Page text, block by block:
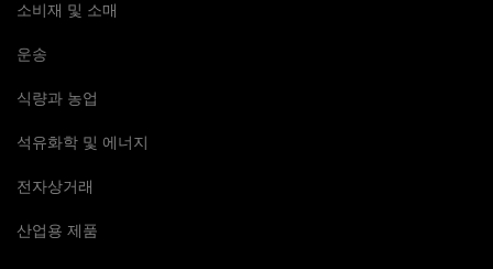
소비재 및 소매
운송
식량과 농업
석유화학 및 에너지
전자상거래
산업용 제품